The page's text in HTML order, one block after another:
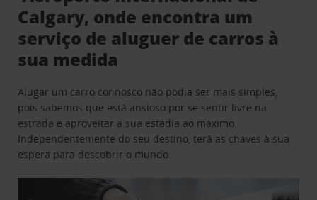
Calgary, onde encontra um
serviço de aluguer de carros à
sua medida
Alugar um carro connosco não podia ser mais simples,
pois sabemos que está ansioso por se sentir livre na
estrada e aproveitar a sua estadia ao máximo.
Independentemente do seu destino, terá as chaves à sua
espera para descobrir o mundo.